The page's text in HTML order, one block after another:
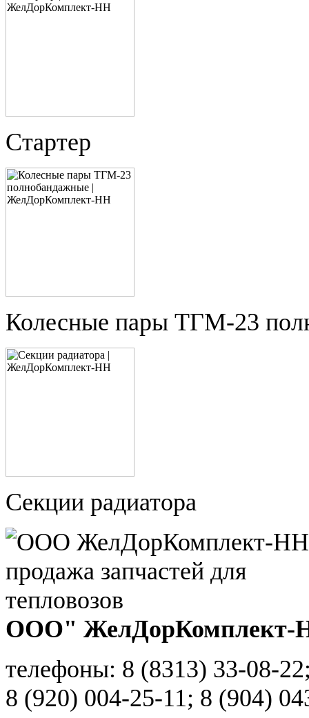
Стартер
Колесные пары ТГМ-23
Секции радиатора
ООО" ЖелДорКомплект-
телефоны: 8 (8313) 33-08-
8 (920) 004-25-11; 8 (904)